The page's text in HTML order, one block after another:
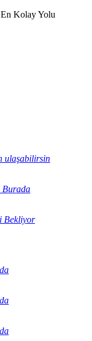
Kolay Yolu
ulaşabilirsin
Burada
Bekliyor